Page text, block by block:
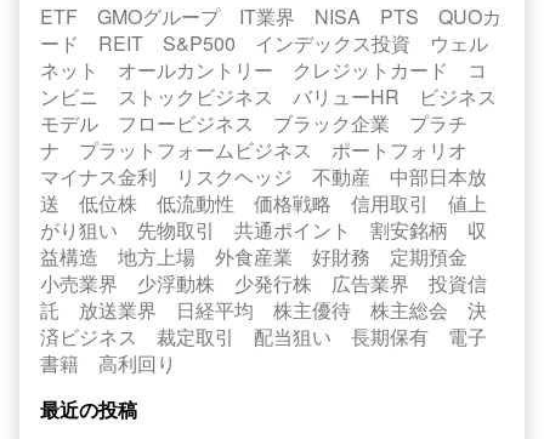
ETF
GMOグループ IT業界 NISA PTS
QUOカ
ード
REIT S&P500 インデックス投資
ウェル
ネット
オールカントリー クレジットカード
コ
ンビニ
ストックビジネス バリューHR
ビジネス
モデル
フロービジネス ブラック企業
プラチ
ナ
プラットフォームビジネス
ポートフォリオ
マイナス金利
リスクヘッジ 不動産
中部日本放
送
低位株 低流動性 価格戦略 信用取引
値上
がり狙い
先物取引 共通ポイント 割安銘柄
収
益構造
地方上場 外食産業 好財務
定期預金
小売業界
少浮動株 少発行株 広告業界
投資信
託
放送業界 日経平均 株主優待 株主総会
決
済ビジネス
裁定取引 配当狙い 長期保有
電子
書籍
高利回り
最近の投稿